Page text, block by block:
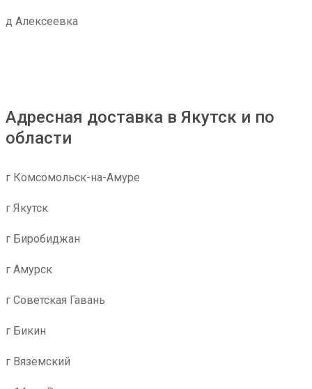
д Алексеевка
Адресная доставка в Якутск и по
области
г Комсомольск-на-Амуре
г Якутск
г Биробиджан
г Амурск
г Советская Гавань
г Бикин
г Вяземский